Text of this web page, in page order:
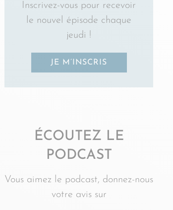
Inscrivez-vous pour recevoir
le nouvel épisode chaque
jeudi !
JE M’INSCRIS
ÉCOUTEZ LE
PODCAST
Vous aimez le podcast, donnez-nous
votre avis sur